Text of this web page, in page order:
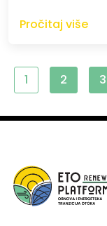
Pročitaj više
1 2 3